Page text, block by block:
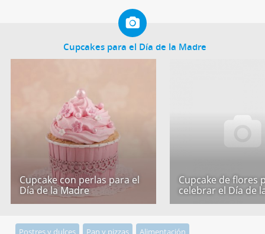
Cupcakes para el Día de la Madre
Cupcake con perlas para el
Día de la Madre
Cupcake de flores
celebrar el Día de
Postres y dulces Pan y pizzas Alimentación